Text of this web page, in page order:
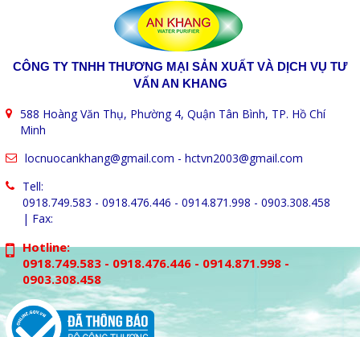
CÔNG TY TNHH THƯƠNG MẠI SẢN XUẤT VÀ DỊCH VỤ TƯ
VẤN AN KHANG
588 Hoàng Văn Thụ, Phường 4, Quận Tân Bình, TP. Hồ Chí
Minh
locnuocankhang@gmail.com - hctvn2003@gmail.com
Tell:
0918.749.583 - 0918.476.446 - 0914.871.998 - 0903.308.458
| Fax:
Hotline:
0918.749.583 - 0918.476.446 - 0914.871.998 -
0903.308.458